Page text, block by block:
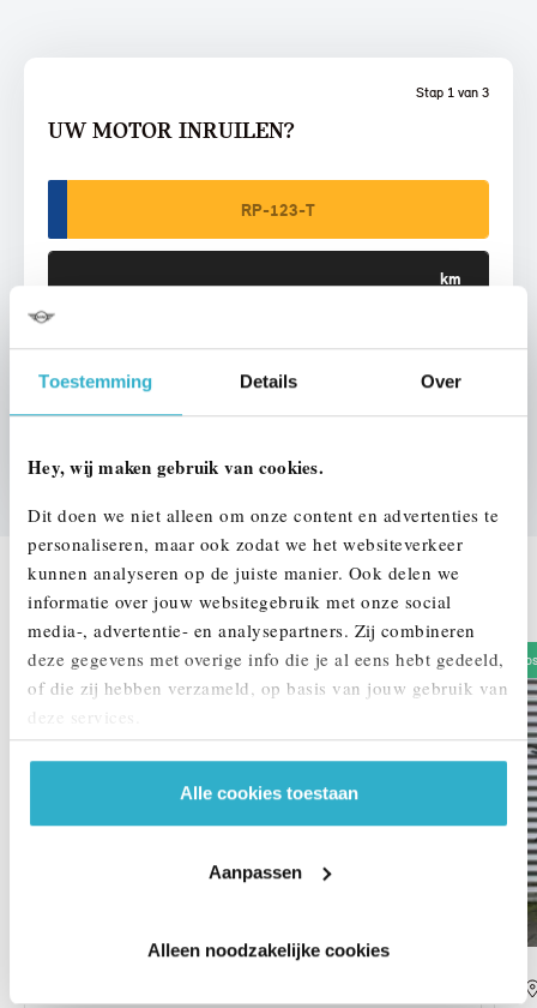
Toestemming Details Over
Hey, wij maken gebruik van cookies.
Dit doen we niet alleen om onze content en advertenties te
personaliseren, maar ook zodat we het websiteverkeer
kunnen analyseren op de juiste manier. Ook delen we
informatie over jouw websitegebruik met onze social
media-, advertentie- en analysepartners. Zij combineren
deze gegevens met overige info die je al eens hebt gedeeld,
of die zij hebben verzameld, op basis van jouw gebruik van
deze services.
Alle cookies toestaan
Aanpassen
Alleen noodzakelijke cookies
Stap 1 van 3
UW MOTOR INRUILEN?
VOORSTEL AANVRAGEN
We verrekenen de waarde van uw auto
DEZE ZIJN VERGELIJKBAAR